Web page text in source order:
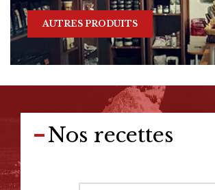
AUTRES PRODUITS
Nos recettes